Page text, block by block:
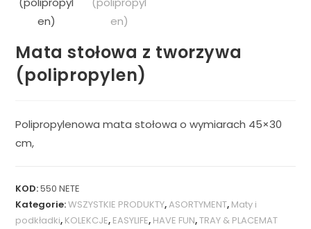
Mata stołowa z tworzywa
(polipropylen)
Polipropylenowa mata stołowa o wymiarach 45×30
cm,
KOD:550 NETE
Kategorie:WSZYSTKIE PRODUKTY,ASORTYMENT, Maty i
podkładki, KOLEKCJE, EASYLIFE, HAVE FUN,TRAY & PLACEMAT